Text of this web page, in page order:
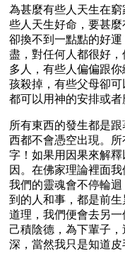
為甚麼有些人天生在
些人天生好命，要甚
卻換不到一點點的好
盡，對任何人都很好
多人，有些人偏偏跟
孩殺掉，有些父母卻
都可以用神的安排或者
所有東西的發生都是
西都不會憑空出現。
字！如果用因果來解
因。在佛家理論裡面
我們的靈魂會不停輪
到的人和事，都是前
道理，我們便會去另
己積陰德，為下輩子
深，當然我只是知道皮